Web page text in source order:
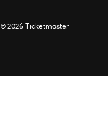
© 2026 Ticketmaster